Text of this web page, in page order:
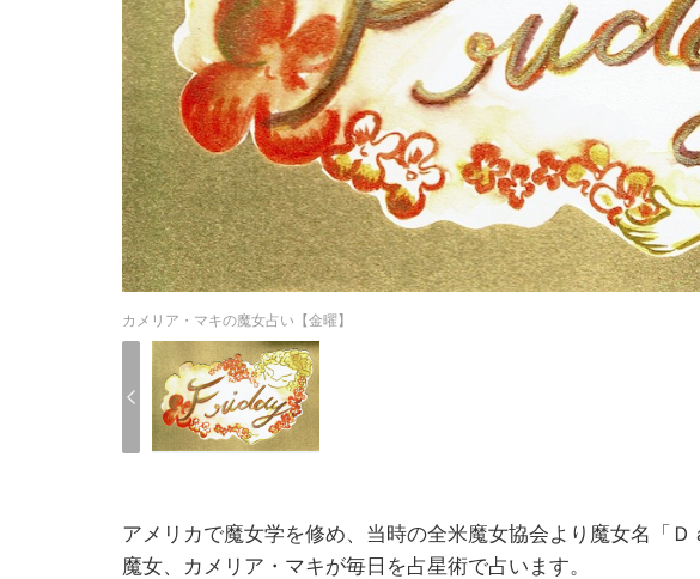
カメリア・マキの魔女占い【金曜】
アメリカで魔女学を修め、当時の全米魔女協会より魔女名「
魔女、カメリア・マキが毎日を占星術で占います。